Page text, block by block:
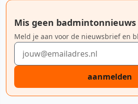
Mis geen badmintonnieuws
Meld je aan voor de nieuwsbrief en
E-mailadres
aanmelden